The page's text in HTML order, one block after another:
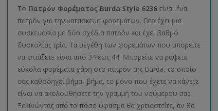
Το Πατρόν Φορέματος Burda Style 6236 είναι ένα
πατρόν για την κατασκευή φορεμάτων. Περιέχει μια
συσκευασία με δύο σχέδια πατρόν και έχει βαθμό
δυσκολίας τρία. Τα μεγέθη των φορεμάτων που μπορείτε
να φτιάξετε είναι από 34 έως 44. Μπορείτε να ράψετε
εύκολα φορέματα χάρη στο πατρόν της Burda, το οποίο
σας καθοδηγεί βήμα- βήμα, το μόνο που έχετε να κάνετε
είναι να ακολουθήσετε την γραμμή του νούμερου σας.
Ξεκινώντας από το πόσο ύφασμα θα χρειαστείτε, αν θα